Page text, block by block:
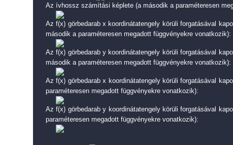
Az ívhossz számítási képlete (a második a paraméteresen
Az f(x) görbedarab x koordinátatengely körüli forgatásával
második a paraméteresen megadott függvényekre vonatkozik):
Az f(x) görbedarab y koordinátatengely körüli forgatásával
második a paraméteresen megadott függvényekre vonatkozik):
Az f(x) görbedarab x koordinátatengely körüli forgatásával
paraméteresen megadott függvényekre vonatkozik):
Az f(x) görbedarab y koordinátatengely körüli forgatásával
paraméteresen megadott függvényekre vonatkozik):